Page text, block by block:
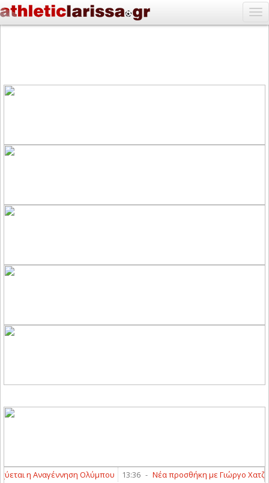
η Αναγέννηση Ολύμπου 13:36 - Νέα προσθήκη με Γιώργο Χατζή